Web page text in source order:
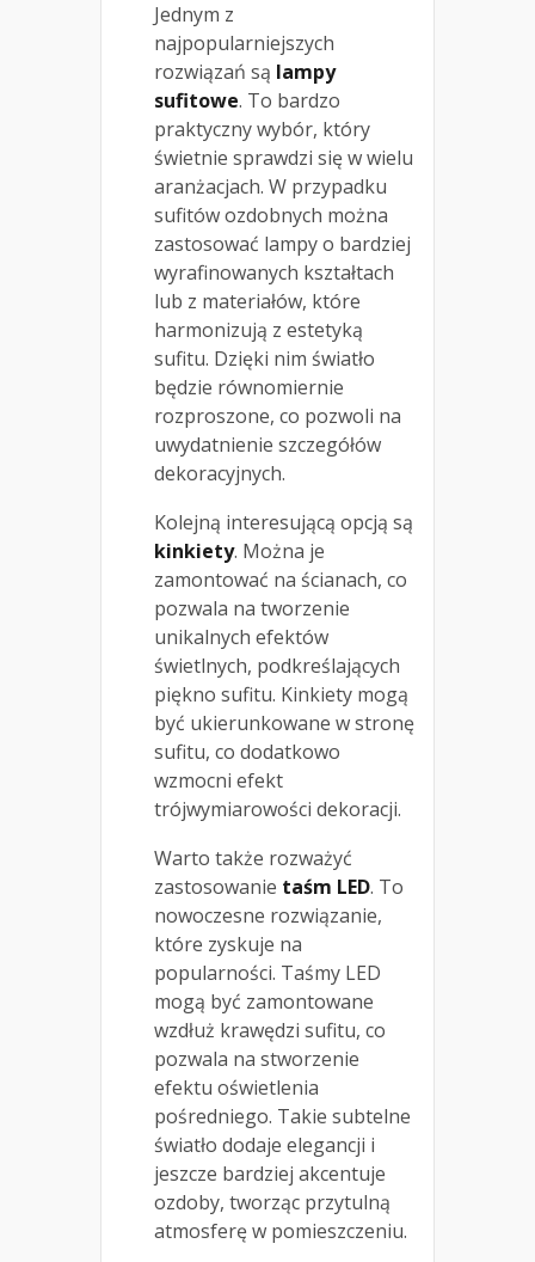
Jednym z
najpopularniejszych
rozwiązań są lampy
sufitowe. To bardzo
praktyczny wybór, który
świetnie sprawdzi się w wielu
aranżacjach. W przypadku
sufitów ozdobnych można
zastosować lampy o bardziej
wyrafinowanych kształtach
lub z materiałów, które
harmonizują z estetyką
sufitu. Dzięki nim światło
będzie równomiernie
rozproszone, co pozwoli na
uwydatnienie szczegółów
dekoracyjnych.
Kolejną interesującą opcją są
kinkiety. Można je
zamontować na ścianach, co
pozwala na tworzenie
unikalnych efektów
świetlnych, podkreślających
piękno sufitu. Kinkiety mogą
być ukierunkowane w stronę
sufitu, co dodatkowo
wzmocni efekt
trójwymiarowości dekoracji.
Warto także rozważyć
zastosowanie taśm LED. To
nowoczesne rozwiązanie,
które zyskuje na
popularności. Taśmy LED
mogą być zamontowane
wzdłuż krawędzi sufitu, co
pozwala na stworzenie
efektu oświetlenia
pośredniego. Takie subtelne
światło dodaje elegancji i
jeszcze bardziej akcentuje
ozdoby, tworząc przytulną
atmosferę w pomieszczeniu.